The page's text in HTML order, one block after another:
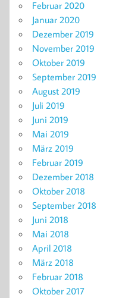
Februar 2020
Januar 2020
Dezember 2019
November 2019
Oktober 2019
September 2019
August 2019
Juli 2019
Juni 2019
Mai 2019
März 2019
Februar 2019
Dezember 2018
Oktober 2018
September 2018
Juni 2018
Mai 2018
April 2018
März 2018
Februar 2018
Oktober 2017